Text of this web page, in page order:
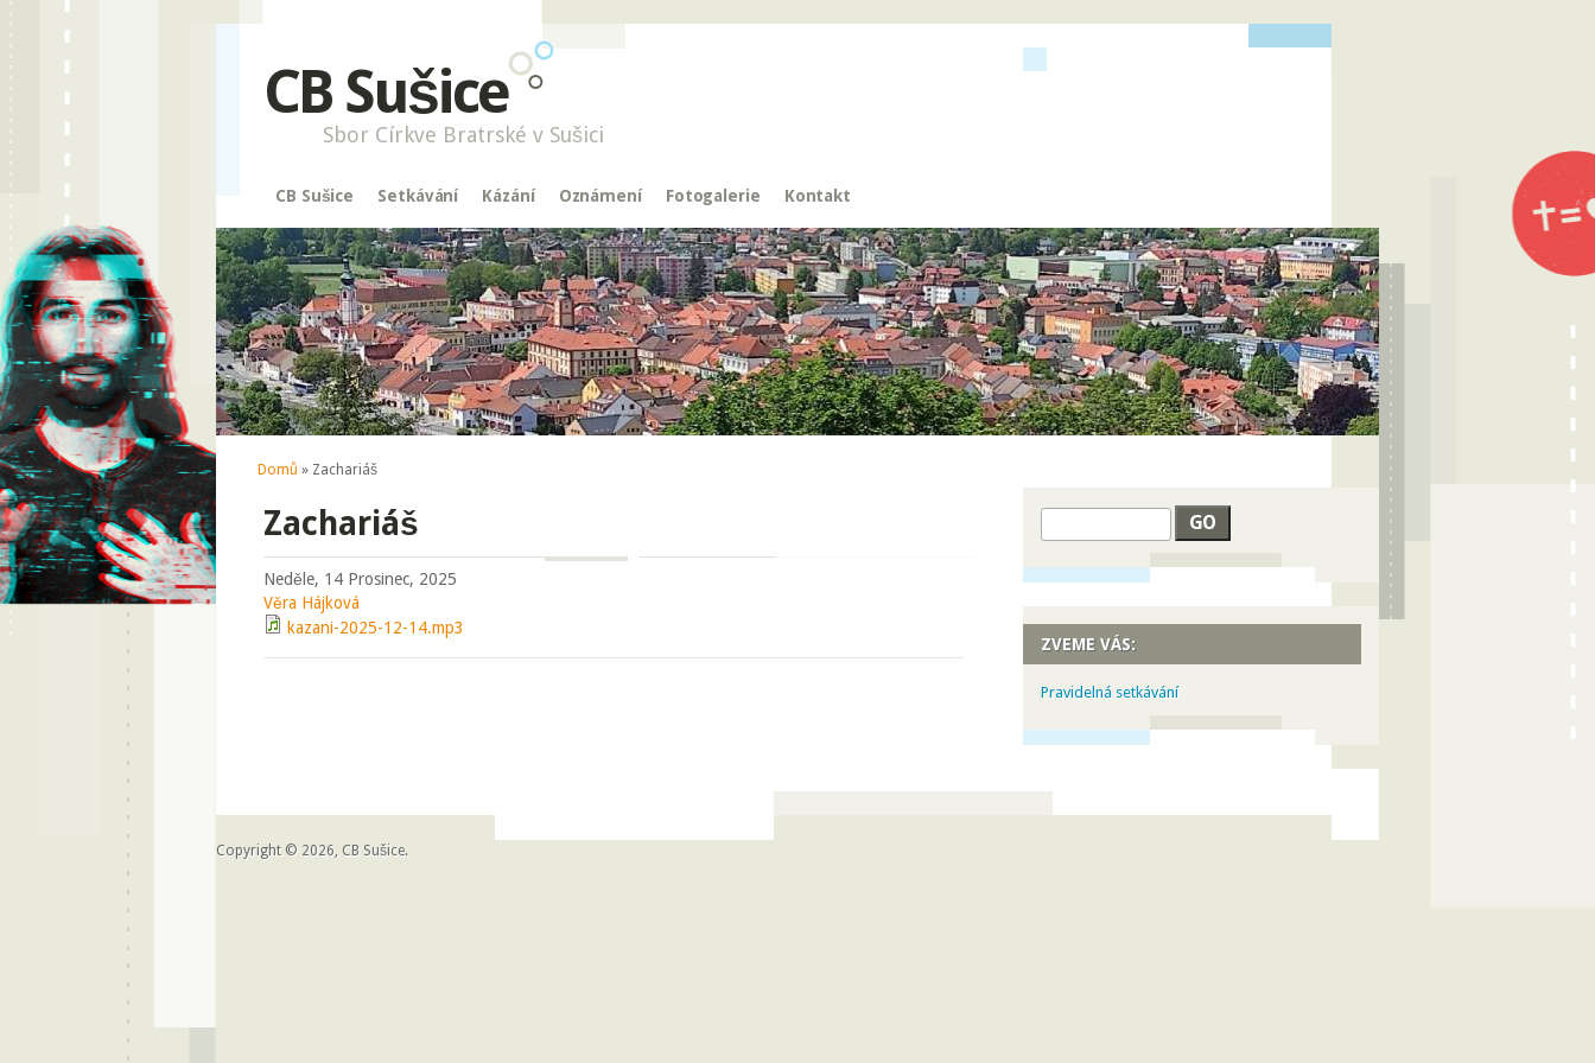
CB Sušice
Sbor Církve Bratrské v Sušici
CB Sušice Setkávání Kázání Oznámení Fotogalerie Kontakt
Jste zde
Domů » Zachariáš
Zachariáš
Neděle, 14 Prosinec, 2025
Věra Hájková
kazani-2025-12-14.mp3
Hledat
ZVEME VÁS:
Pravidelná setkávání
Copyright © 2026, CB Sušice.